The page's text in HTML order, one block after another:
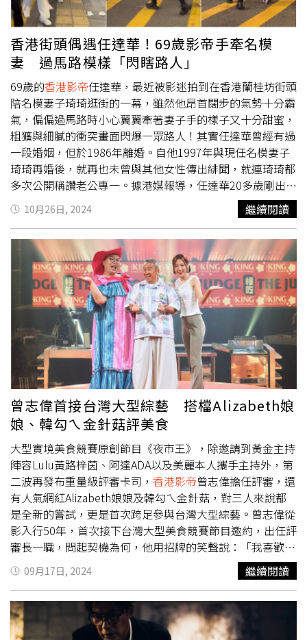
會沒事的」要粉絲安心。而影帝周潤發外出運動的照片也被
粉絲拍到在社群媒體上瘋傳，外界敲碗他開通IG，受訪時笑
回「千萬不要啦！」、「我也不想讓別人知道我在哪兒」、
「我又跑得滿身臭，不要啊，影響市容，嚇壞觀眾，不要告
訴別人我去哪裡跑，我去跑的都是荒山野嶺」，希望外界給
予影帝個人生活隱私。影帝周潤發跑步被拍到大腿有腫塊，
引發關注。（圖／翻攝自小紅書）
香港街頭偶遇任達華！69歲影帝手牽名模
妻 過馬路模樣「閃瞎路人」
69歲的香港影帝任達華，最近被影迷拍到在香港蘭桂坊街頭
陪名模妻子琦琦逛街的一幕，雖然他昂首闊步的氣勢十分霸
氣，偏偏過馬路時小心翼翼牽著妻子手的樣子又十分甜蜜，
粗獷與細膩的衝突畫面閃爆一眾路人！其實任達華曾經有過
一段婚姻，但於1986年離婚。自他1997年與現任名模妻子
琦琦再婚後，就再也未曾與其他女性傳出緋聞，就連琦琦都
多次公開稱讚老公專一。據港媒報導，任達華20多歲剛出道
時，曾經與空姐何瑞意相戀7年，之後在1987年步入婚姻。
當時，任達華在演藝圈還沒有現在的名氣，2人在青澀懵懂
的時候相遇、結婚，婚後何瑞意到國外留學，因為聚少離多
的關係，不久後兩人就分開了。到了90年代，任達華的事業
逐漸抬頭，他曾透露自己某天在廣告上看到琦琦拍的廣告照
片，被琦琦的容貌打動，心想「如果對方可以做我的老婆就
好了」，於是開始對琦琦展開追求。而琦琦也被任達華打
動，2人於1997年結婚，並且在2004年生下女兒任晴佳
（Ella）。在任達華演藝生涯早期，由於在香港娛樂圈拍
戲，難免遭遇一些激情戲分，任達華也因此傳出過一些緋
聞。但自從與琦琦在婚後，2人感情穩定，任達華也小心翼
翼與緋聞從此絕緣。他還透露，多年前已自訂「三從四得」
寵老婆規則，除了名下物業全寫在琦琦名下外，在2人交往
初期，他的收入就已經全部由琦琦掌管。任達華與琦琦在婚
後感情穩定，他也小心翼翼與緋聞從此絕緣，財政大權更是
全面交由琦琦掌控。（圖／qiqi_yam）任達華雖然演技過
人，但其實他私底下的投資眼光同樣驚人，身家豐厚在圈內
有「樓王」之稱，夫妻2人在全球各地持有超過30多處房
產，保守估計市值也超過50億港元（約新台幣206.5億
元）。2人的女兒Ella在2歲時，名下就已經擁有上海與維也
納的房產，琦琦還曾經透露過，「將來我們和Ella去哪都有
一個家。」
10月26日, 2024 繼續閱讀
曾志偉首接台灣大型綜藝 搭檔Alizabeth娘
娘、韓勾ㄟ金針菇評美食
大型實境美食競賽原創節目《夜市王》，除邀請到黃金主持
陣容Lulu黃路梓茵、阿達ADA以及美麗本人攜手主持外，第
二波再發布重量級評審卡司， 香港影帝曾志偉擔任評審，還
有人氣網紅Alizabeth娘娘及韓勾ㄟ金針菇，對三人來說都
是全新的嘗試，更是首次跨足參與台灣大型綜藝。曾志偉從
影入行50年，首次接下台灣大型美食競賽節目邀約，出任評
審長一職，問起契機為何，他用招牌的笑聲說：「我喜歡吃
呀，我喜歡跟觀眾分享呀！」曾志偉對於評比絲毫不含糊，
不僅邊吃邊認真做筆記，還強調色、香、味都重要，「我把
賣相考量也放進去，不只是要味道好，要讓人看了就想
吃」。至於擔任評審長最困難的地方是什麼，他很認真地
說：「節目裡已經集結了台灣最厲害的夜市美食，真的很難
09月17日, 2024 繼續閱讀